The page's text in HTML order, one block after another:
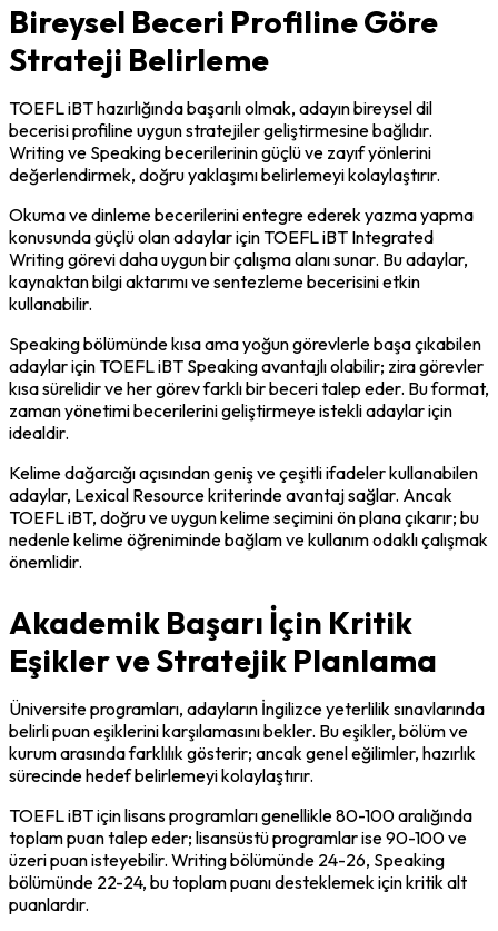
Bireysel Beceri Profiline Göre
Strateji Belirleme
TOEFL iBT hazırlığında başarılı olmak, adayın bireysel dil
becerisi profiline uygun stratejiler geliştirmesine bağlıdır.
Writing ve Speaking becerilerinin güçlü ve zayıf yönlerini
değerlendirmek, doğru yaklaşımı belirlemeyi kolaylaştırır.
Okuma ve dinleme becerilerini entegre ederek yazma yapma
konusunda güçlü olan adaylar için TOEFL iBT Integrated
Writing görevi daha uygun bir çalışma alanı sunar. Bu adaylar,
kaynaktan bilgi aktarımı ve sentezleme becerisini etkin
kullanabilir.
Speaking bölümünde kısa ama yoğun görevlerle başa çıkabilen
adaylar için TOEFL iBT Speaking avantajlı olabilir; zira görevler
kısa sürelidir ve her görev farklı bir beceri talep eder. Bu format,
zaman yönetimi becerilerini geliştirmeye istekli adaylar için
idealdir.
Kelime dağarcığı açısından geniş ve çeşitli ifadeler kullanabilen
adaylar, Lexical Resource kriterinde avantaj sağlar. Ancak
TOEFL iBT, doğru ve uygun kelime seçimini ön plana çıkarır; bu
nedenle kelime öğreniminde bağlam ve kullanım odaklı çalışmak
önemlidir.
Akademik Başarı İçin Kritik
Eşikler ve Stratejik Planlama
Üniversite programları, adayların İngilizce yeterlilik sınavlarında
belirli puan eşiklerini karşılamasını bekler. Bu eşikler, bölüm ve
kurum arasında farklılık gösterir; ancak genel eğilimler, hazırlık
sürecinde hedef belirlemeyi kolaylaştırır.
TOEFL iBT için lisans programları genellikle 80-100 aralığında
toplam puan talep eder; lisansüstü programlar ise 90-100 ve
üzeri puan isteyebilir. Writing bölümünde 24-26, Speaking
bölümünde 22-24, bu toplam puanı desteklemek için kritik alt
puanlardır.